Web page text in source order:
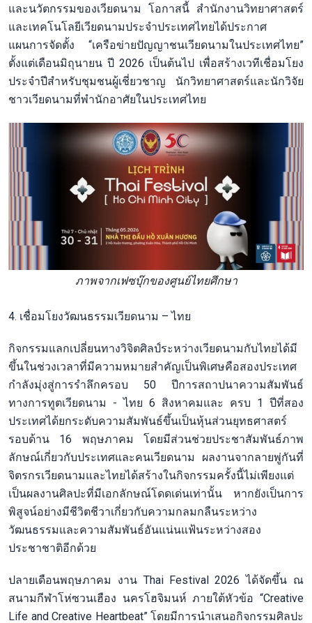
และนวัตกรรมของเวียดนาม โอกาสนี้ สำนักงานวิทยาศาสตร์
และเทคโนโลยีเวียดนามประจำประเทศไทยได้ประกาศ
แผนการจัดตั้ง “เครือข่ายปัญญาชนเวียดนามในประเทศไทย”
ตั้งแต่เดือนมิถุนายน ปี 2026 เป็นต้นไป เพื่อสร้างเวทีเชื่อมโยง
ประจำปีสำหรับชุมชนผู้เชี่ยวชาญ นักวิทยาศาสตร์และนักวิจัย
ชาวเวียดนามที่พำนักอาศัยในประเทศไทย
ภาพจากเฟซบุ๊กของศูนย์ไทยศึกษา
4. เชื่อมโยงวัฒนธรรมเวียดนาม – ไทย
กิจกรรมแลกเปลี่ยนทางวิจิตศิลป์ระหว่างเวียดนามกับไทยได้มี
ขึ้นในช่วงเวลาที่มีความหมายสำคัญเป็นพิเศษคือสองประเทศ
กำลังมุ่งสู่การรำลึกครอบ 50 ปีการสถาปนาความสัมพันธ์
ทางการทูตเวียดนาม - ไทย 6 สิงหาคมและ ครบ 1 ปีที่สอง
ประเทศได้ยกระดับความสัมพันธ์ขึ้นเป็นหุ้นส่วนยุทธศาสตร์
รอบด้าน 16 พฤษภาคม โดยมีส่วนช่วยประชาสัมพันธ์ภาพ
ลักษณ์เกี่ยวกับประเทศและคนเวียดนาม ผลงานจากลายพู่กันที่
จิตรกรเวียดนามและไทยได้สร้างในกิจกรรมครั้งนี้ไม่เพียงแต่
เป็นผลงานศิลปะที่มีเอกลักษณ์โดดเด่นเท่านั้น หากยังเป็นการ
พิสูจน์อย่างมีชีวิตชีวาเกี่ยวกับความกลมกลืนระหว่าง
วัฒนธรรมและความสัมพันธ์อันแน่นแฟ้นระหว่างสอง
ประชาชาติอีกด้วย
ปลายเดือนพฤษภาคม งาน Thai Festival 2026 ได้จัดขึ้น ณ
สนามกีฬาโห่ซวนเฮือง นครโฮจิมนห์ ภายใต้หัวข้อ “Creative
Life and Creative Heartbeat” โดยมีการนำเสนอกิจกรรมศิลปะ